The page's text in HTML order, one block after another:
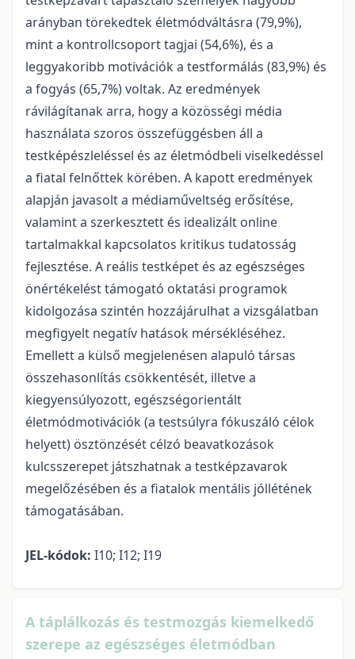
arányban törekedtek életmódváltásra (79,9%),
mint a kontrollcsoport tagjai (54,6%), és a
leggyakoribb motivációk a testformálás (83,9%) és
a fogyás (65,7%) voltak. Az eredmények
rávilágítanak arra, hogy a közösségi média
használata szoros összefüggésben áll a
testképészleléssel és az életmódbeli viselkedéssel
a fiatal felnőttek körében. A kapott eredmények
alapján javasolt a médiaműveltség erősítése,
valamint a szerkesztett és idealizált online
tartalmakkal kapcsolatos kritikus tudatosság
fejlesztése. A reális testképet és az egészséges
önértékelést támogató oktatási programok
kidolgozása szintén hozzájárulhat a vizsgálatban
megfigyelt negatív hatások mérsékléséhez.
Emellett a külső megjelenésen alapuló társas
összehasonlítás csökkentését, illetve a
kiegyensúlyozott, egészségorientált
életmódmotivációk (a testsúlyra fókuszáló célok
helyett) ösztönzését célzó beavatkozások
kulcsszerepet játszhatnak a testképzavarok
megelőzésében és a fiatalok mentális jóllétének
támogatásában.
JEL-kódok: I10; I12; I19
A táplálkozás és testmozgás kiemelkedő
szerepe az egészséges életmódban